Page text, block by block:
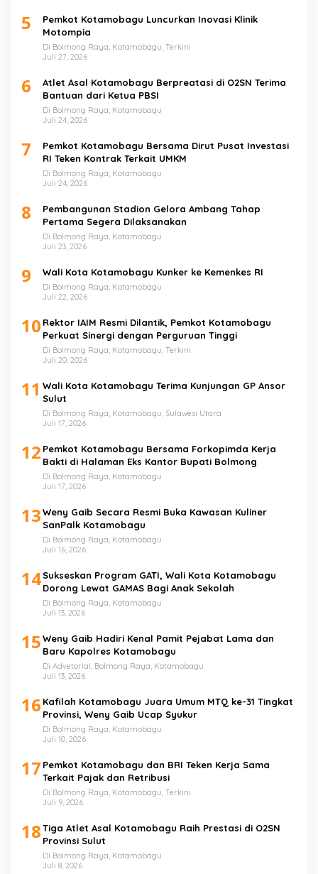
5
Pemkot Kotamobagu Luncurkan Inovasi Klinik
Motompia
Di Bolmong Raya, Kotamobagu, Terkini
Juli 27, 2026
6
Atlet Asal Kotamobagu Berpreatasi di O2SN Terima
Bantuan dari Ketua PBSI
Di Bolmong Raya, Kotamobagu
Juli 24, 2026
7
Pemkot Kotamobagu Bersama Dirut Pusat Investasi
RI Teken Kontrak Terkait UMKM
Di Bolmong Raya, Kotamobagu
Juli 24, 2026
8
Pembangunan Stadion Gelora Ambang Tahap
Pertama Segera Dilaksanakan
Di Bolmong Raya, Kotamobagu
Juli 23, 2026
9 Wali Kota Kotamobagu Kunker ke Kemenkes RI
Di Bolmong Raya, Kotamobagu
Juli 22, 2026
10 Rektor IAIM Resmi Dilantik, Pemkot Kotamobagu
Perkuat Sinergi dengan Perguruan Tinggi
Di Bolmong Raya, Kotamobagu, Terkini
Juli 20, 2026
11 Wali Kota Kotamobagu Terima Kunjungan GP Ansor
Sulut
Di Bolmong Raya, Kotamobagu, Sulawesi Utara
Juli 17, 2026
12 Pemkot Kotamobagu Bersama Forkopimda Kerja
Bakti di Halaman Eks Kantor Bupati Bolmong
Di Bolmong Raya, Kotamobagu
Juli 17, 2026
13Weny Gaib Secara Resmi Buka Kawasan Kuliner
SanPalk Kotamobagu
Di Bolmong Raya, Kotamobagu
Juli 16, 2026
14Sukseskan Program GATI, Wali Kota Kotamobagu
Dorong Lewat GAMAS Bagi Anak Sekolah
Di Bolmong Raya, Kotamobagu
Juli 13, 2026
15Weny Gaib Hadiri Kenal Pamit Pejabat Lama dan
Baru Kapolres Kotamobagu
Di Advetorial, Bolmong Raya, Kotamobagu
Juli 13, 2026
16 Kafilah Kotamobagu Juara Umum MTQ ke-31 Tingkat
Provinsi, Weny Gaib Ucap Syukur
Di Bolmong Raya, Kotamobagu
Juli 10, 2026
17 Pemkot Kotamobagu dan BRI Teken Kerja Sama
Terkait Pajak dan Retribusi
Di Bolmong Raya, Kotamobagu, Terkini
Juli 9, 2026
18Tiga Atlet Asal Kotamobagu Raih Prestasi di O2SN
Provinsi Sulut
Di Bolmong Raya, Kotamobagu
Juli 8, 2026